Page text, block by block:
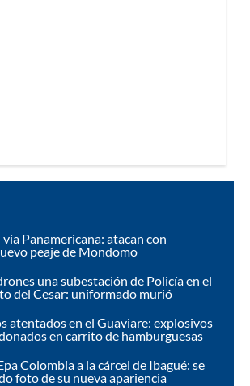
Panamericana: atacan con
peaje de Mondomo
una subestación de Policía en el
del Cesar: uniformado murió
atentados en el Guaviare: explosivos
en carrito de hamburguesas
Colombia a la cárcel de Ibagué: se
foto de su nueva apariencia